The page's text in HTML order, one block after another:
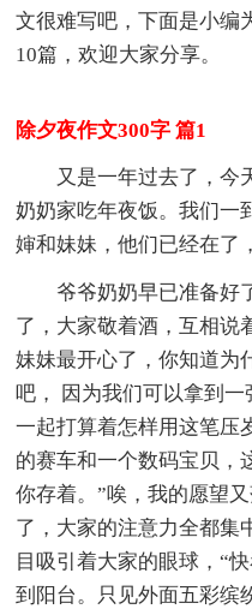
文很难写吧，下面是小编
10篇，欢迎大家分享。
除夕夜作文300字 篇1
又是一年过去了，今
奶奶家吃年夜饭。我们一
婶和妹妹，他们已经在了
爷爷奶奶早已准备好
了，大家敬着酒，互相说
妹妹最开心了，你知道为
吧， 因为我们可以拿到
一起打算着怎样用这笔压
的赛车和一个数码宝贝，
你存着。”唉，我的愿望
了，大家的注意力全都集
目吸引着大家的眼球，“
到阳台。只见外面五彩缤